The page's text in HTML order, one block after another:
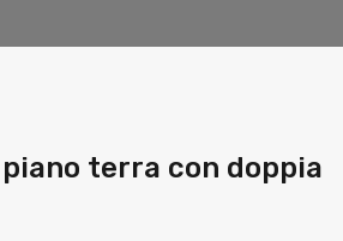
terra con doppia